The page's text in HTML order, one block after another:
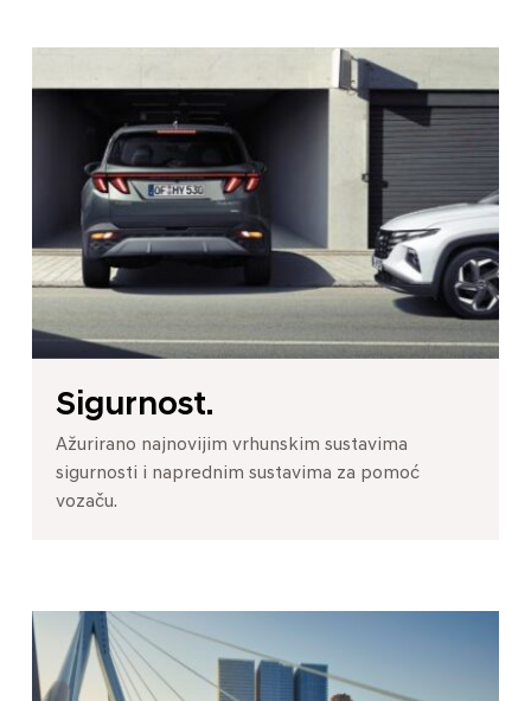
Sigurnost.
Ažurirano najnovijim vrhunskim sustavima
sigurnosti i naprednim sustavima za pomoć
vozaču.